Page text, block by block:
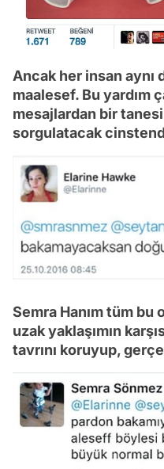
Ancak her insan aynı
maalesef. Bu yardım
mesajlardan bir tanesi
sorgulatacak
Semra Hanım tüm bu
uzak yaklaşımın
tavrını koruyup,